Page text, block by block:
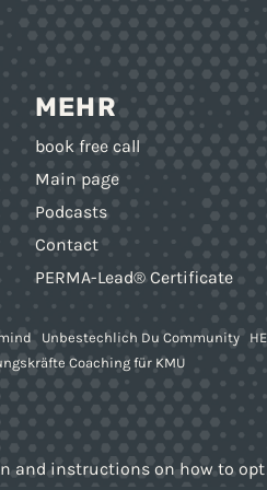
MEHR
book free call
Main page
Podcasts
Contact
PERMA-Lead® Certificate
Unbestechlich Du Community
Coaching für KMU
and instructions on how to